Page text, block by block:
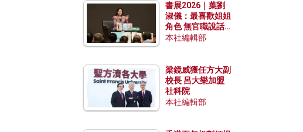
書展2026｜葉劉
淑儀：最喜歡姐姐
角色 無官職說話
包袱少
本社編輯部
梁鏡威獲任方大副
校長 呂大樂加盟
社科院
本社編輯部